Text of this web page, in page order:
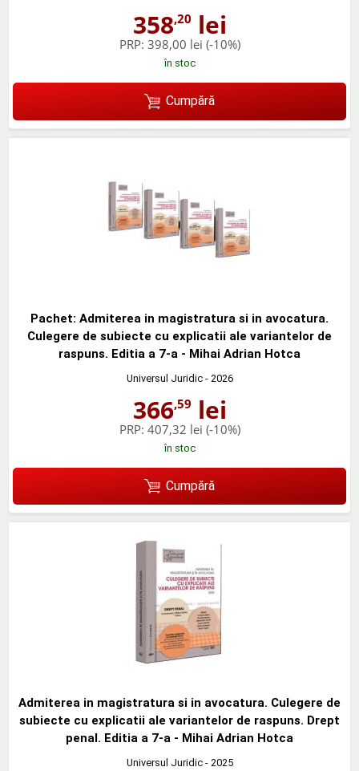
358,20 lei
PRP: 398,00 lei (-10%)
în stoc
Cumpără
Pachet: Admiterea in magistratura si in avocatura.
Culegere de subiecte cu explicatii ale variantelor de
raspuns. Editia a 7-a - Mihai Adrian Hotca
Universul Juridic- 2026
366,59 lei
PRP: 407,32 lei (-10%)
în stoc
Cumpără
Admiterea in magistratura si in avocatura. Culegere de
subiecte cu explicatii ale variantelor de raspuns. Drept
penal. Editia a 7-a - Mihai Adrian Hotca
Universul Juridic- 2025